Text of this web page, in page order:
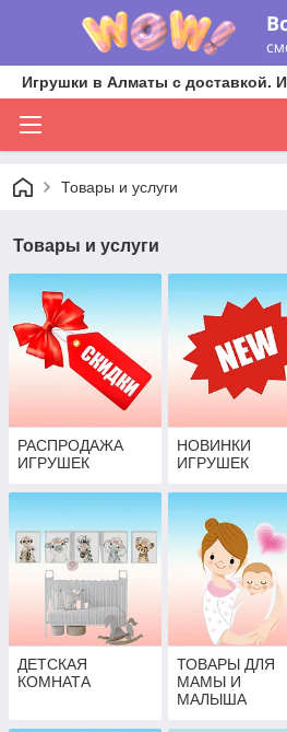
Игрушки в Алматы с доставкой.
Товары и услуги
Товары и услуги
РАСПРОДАЖА
ИГРУШЕК
НОВИНКИ
ИГРУШЕК
ДЕТСКАЯ
КОМНАТА
ТОВАРЫ ДЛЯ
МАМЫ И
МАЛЫША